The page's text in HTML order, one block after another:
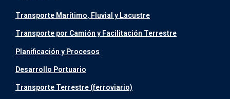
Transporte Marítimo, Fluvial y Lacustre
Transporte por Camión y Facilitación Terrestre
Planificación y Procesos
Desarrollo Portuario
Transporte Terrestre (ferroviario)